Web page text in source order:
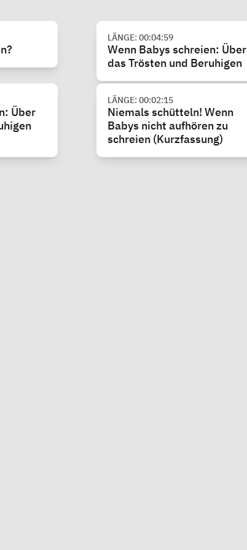
LÄNGE: 00:04:59
Wenn Babys schreien: Über
das Trösten und Beruhigen
Über
LÄNGE: 00:02:15
Niemals schütteln! Wenn
Babys nicht aufhören zu
schreien (Kurzfassung)